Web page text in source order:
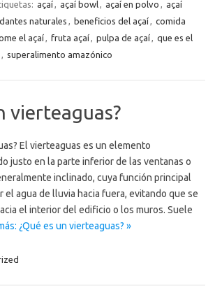
açaí, açaí bowl, açaí en polvo , açaí
naturales , beneficios del açaí, comida
el açaí, fruta açaí, pulpa de açaí, que es el
, superalimento amazónico
vierteaguas?
El vierteaguas es un elemento
justo en la parte inferior de las ventanas o
inclinado, cuya función principal
el agua de lluvia hacia fuera, evitando que se
el interior del edificio o los muros. Suele
¿Qué es un vierteaguas? »